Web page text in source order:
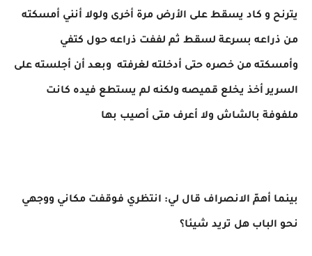
يترنح و كاد يسقط على الأرض مرة أخرى ولولا أنني أمسكته
من ذراعه بسرعة لسقط ثم لففت ذراعه حول كتفي
وأمسكته من خصره حتى أدخلته لغرفته وبعد أن أجلسته على
السرير أخذ يخلع قميصه ولكنه لم يستطع فيده كانت
ملفوفة بالشاش ولا أعرف متى أصيب بها
بينما أهمّ الانصراف قال لي: انتظري فوقفت مكاني ووجهي
نحو الباب هل تريد شيئا؟